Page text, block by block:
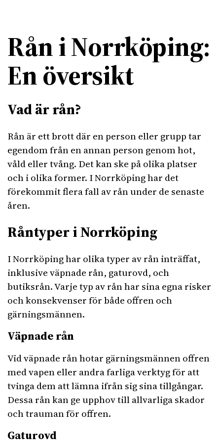
Rån i Norrköping:
En översikt
Vad är rån?
Rån är ett brott där en person eller grupp tar
egendom från en annan person genom hot,
våld eller tvång. Det kan ske på olika platser
och i olika former. I Norrköping har det
förekommit flera fall av rån under de senaste
åren.
Råntyper i Norrköping
I Norrköping har olika typer av rån inträffat,
inklusive väpnade rån, gaturovd, och
butiksrån. Varje typ av rån har sina egna risker
och konsekvenser för både offren och
gärningsmännen.
Väpnade rån
Vid väpnade rån hotar gärningsmännen offren
med vapen eller andra farliga verktyg för att
tvinga dem att lämna ifrån sig sina tillgångar.
Dessa rån kan ge upphov till allvarliga skador
och trauman för offren.
Gaturovd